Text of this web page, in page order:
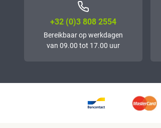
+32 (0)3 808 2554
Bereikbaar op werkdagen
van 09.00 tot 17.00 uur